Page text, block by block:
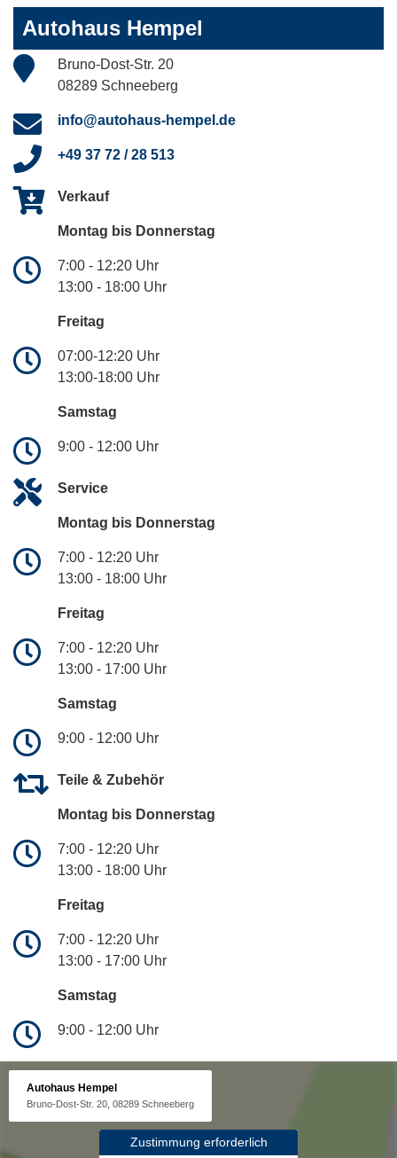
Autohaus Hempel
Bruno-Dost-Str. 20
08289 Schneeberg
info@autohaus-hempel.de
+49 37 72 / 28 513
Verkauf
Montag bis Donnerstag
7:00 - 12:20 Uhr
13:00 - 18:00 Uhr
Freitag
07:00-12:20 Uhr
13:00-18:00 Uhr
Samstag
9:00 - 12:00 Uhr
Service
Montag bis Donnerstag
7:00 - 12:20 Uhr
13:00 - 18:00 Uhr
Freitag
7:00 - 12:20 Uhr
13:00 - 17:00 Uhr
Samstag
9:00 - 12:00 Uhr
Teile & Zubehör
Montag bis Donnerstag
7:00 - 12:20 Uhr
13:00 - 18:00 Uhr
Freitag
7:00 - 12:20 Uhr
13:00 - 17:00 Uhr
Samstag
9:00 - 12:00 Uhr
Autohaus Hempel
Bruno-Dost-Str. 20, 08289 Schneeberg
Zustimmung erforderlich